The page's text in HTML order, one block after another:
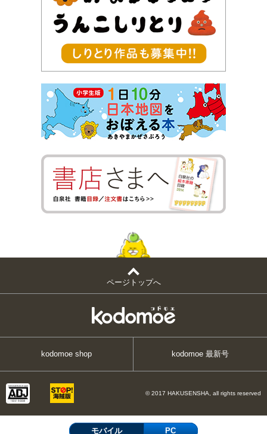
ページトップへ
kodomoe shop kodomoe 最新号
© 2017 HAKUSENSHA, all rights reserved
モバイル PC